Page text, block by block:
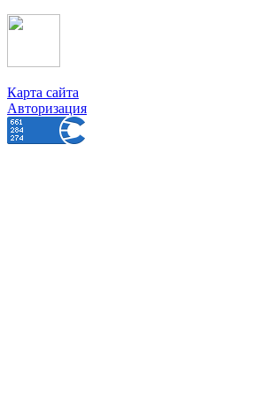
Карта сайта
Авторизация